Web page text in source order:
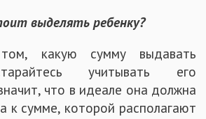
выделять ребенку?
какую сумму выдавать
учитывать его
что в идеале она должна
к сумме, которой располагают